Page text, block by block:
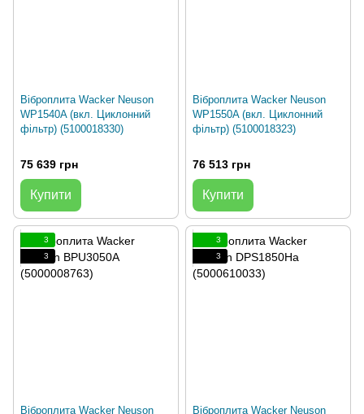
Віброплита Wacker Neuson
WP1540A (вкл. Циклонний
фільтр) (5100018330)
75 639 грн
Купити
Віброплита Wacker Neuson
WP1550A (вкл. Циклонний
фільтр) (5100018323)
76 513 грн
Купити
3
3
Віброплита Wacker Neuson
3
3
Віброплита Wacker Neuson